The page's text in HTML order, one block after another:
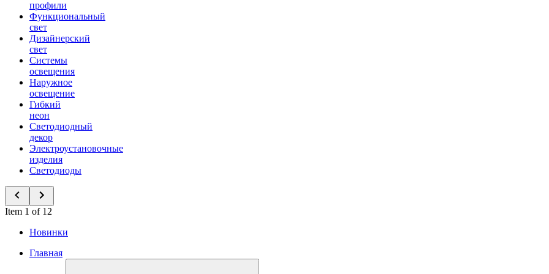
профили
Функциональный
свет
Дизайнерский
свет
Системы
освещения
Наружное
освещение
Гибкий
неон
Светодиодный
декор
Электроустановочные
изделия
Светодиоды
Item 1 of 12
Новинки
Главная